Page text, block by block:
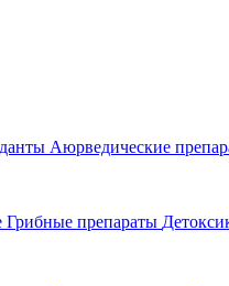
Аюрведические
Грибные препараты